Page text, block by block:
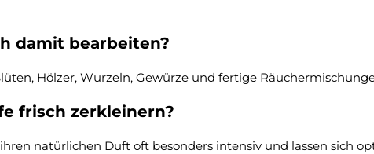
damit bearbeiten?
Hölzer, Wurzeln, Gewürze und fertige
frisch zerkleinern?
natürlichen Duft oft besonders intensiv und lassen sich